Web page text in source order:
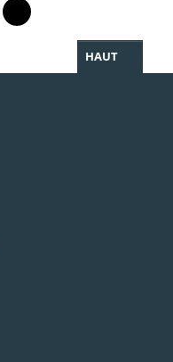
Linkedin
le profil Facebook
vers le profil Twitter
Partager par WhatsApp
HAUT